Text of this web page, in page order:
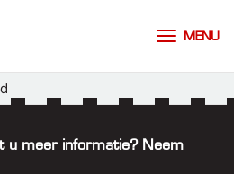
MENU
u meer informatie? Neem